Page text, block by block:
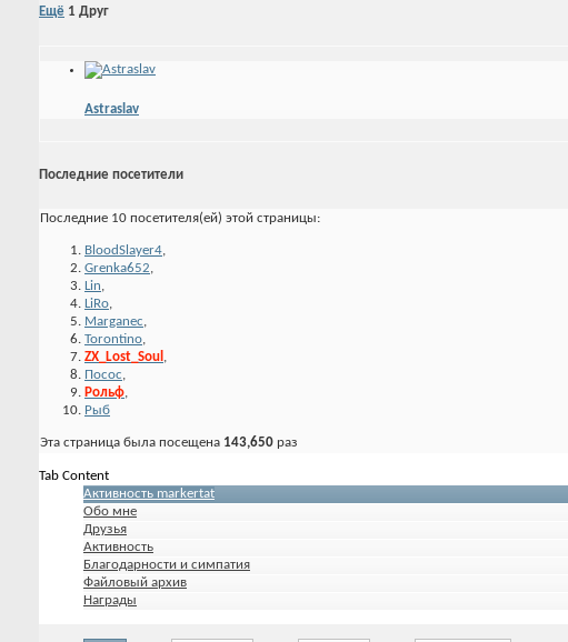
Ещё 1 Друг
Astraslav
Последние посетители
Последние 10 посетителя(ей) этой страницы:
BloodSlayer4
Grenka652
Lin
LiRo
Marganec
Torontino
ZX_Lost_Soul
Посос
Рольф
Рыб
Эта страница была посещена 143,650 раз
Tab Content
Активность markertat
Обо мне
Друзья
Активность
Благодарности и симпатия
Файловый архив
Награды